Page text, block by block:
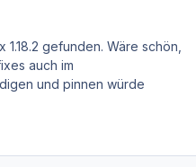
gefunden. Wäre schön,
auch im
und pinnen würde